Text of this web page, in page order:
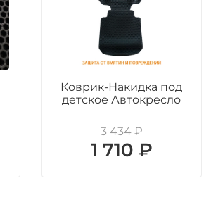
Коврик-Накидка под
детское Автокресло
3 434 ₽
1 710 ₽